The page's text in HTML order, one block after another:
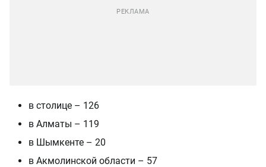
в столице – 126
в Алматы – 119
в Шымкенте – 20
в Акмолинской области – 57